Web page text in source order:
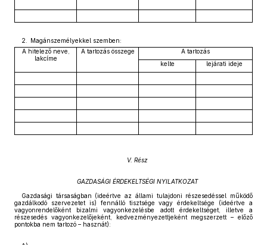
2. Magánszemélyekkel szemben:
A hitelező neve,
lakcíme
A tartozás összege
A tartozás
kelte
lejárati ideje
V. Rész
GAZDASÁGI ÉRDEKELTSÉGI NYILATKOZAT
Gazdasági társaságban (ideértve az állami tulajdoni részesedéssel működő
gazdálkodó szervezetet is) fennálló tisztsége vagy érdekeltsége (ideértve a
vagyonrendelőként bizalmi vagyonkezelésbe adott érdekeltséget, illetve a
részesedés vagyonkezelőjeként, kedvezményezettjeként megszerzett – előző
pontokba nem tartozó – hasznát):